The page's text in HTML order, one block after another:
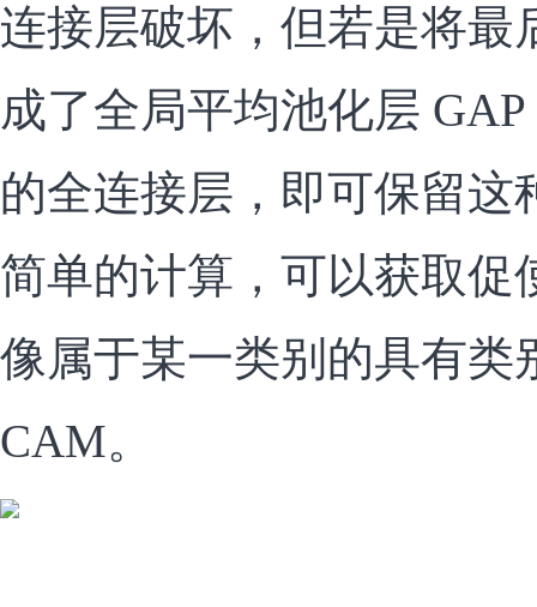
连接层破坏，但若是将最
成了全局平均池化层
的全连接层，即可保留这
简单的计算，可以获取促
像属于某一类别的具有类
CAM。